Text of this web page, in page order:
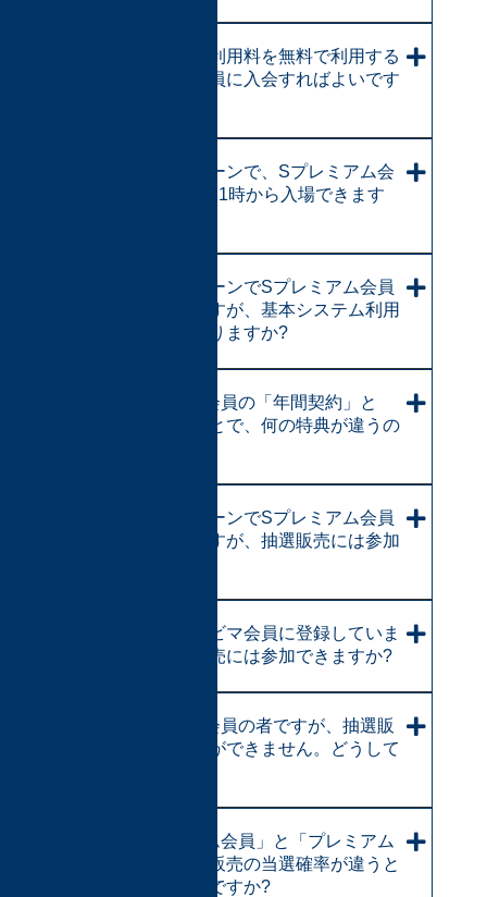
基本システム利用料を無料で利用する
には、どの会員に入会すればよいです
特優キャンペーンで、Sプレミアム会
員になれば、11時から入場できます
特優キャンペーンでSプレミアム会員
になったのですが、基本システム利用
料は無料になりますか?
Sプレミアム会員の「年間契約」と
「月間契約」とで、何の特典が違うの
特優キャンペーンでSプレミアム会員
になったのですが、抽選販売には参加
私は無料のホビマ会員に登録していま
すが、抽選販売には参加できますか?
Sプレミアム会員の者ですが、抽選販
売の申し込みができません。どうして
「Sプレミアム会員」と「プレミアム
会員」で抽選販売の当選確率が違うと
いうのは本当ですか?